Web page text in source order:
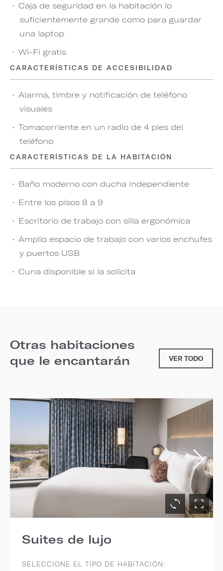
Caja de seguridad en la habitación lo
suficientemente grande como para guardar
una laptop
Wi-Fi gratis
CARACTERÍSTICAS DE ACCESIBILIDAD
Alarma, timbre y notificación de teléfono
visuales
Tomacorriente en un radio de 4 pies del
teléfono
CARACTERÍSTICAS DE LA HABITACIÓN
Baño moderno con ducha independiente
Entre los pisos 8 a 9
Escritorio de trabajo con silla ergonómica
Amplio espacio de trabajo con varios enchufes
y puertos USB
Cuna disponible si la solicita
Otras habitaciones
que le encantarán
VER TODO
Suites de lujo
SELECCIONE EL TIPO DE HABITACIÓN: